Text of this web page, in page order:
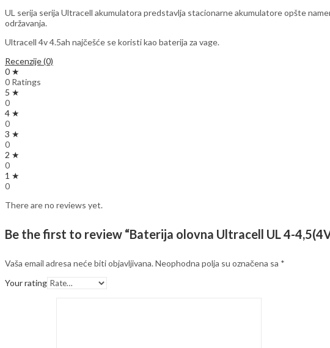
UL serija serija Ultracell akumulatora predstavlja stacionarne akumulatore opšte
održavanja.
Ultracell 4v 4.5ah najčešće se koristi kao baterija za vage.
Recenzije (0)
0 ★
0 Ratings
5 ★
0
4 ★
0
3 ★
0
2 ★
0
1 ★
0
There are no reviews yet.
Be the first to review “Baterija olovna Ultracell UL 4-
Vaša email adresa neće biti objavljivana.Neophodna polja su označena sa *
Your rating